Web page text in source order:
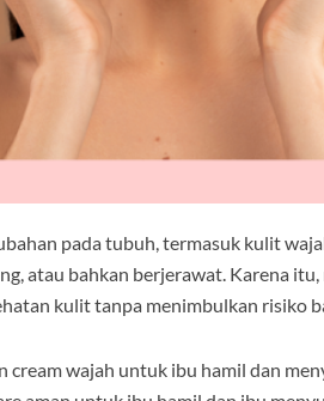
pada tubuh, termasuk kulit
atau bahkan berjerawat. Karena
kulit tanpa menimbulkan risiko
cream wajah untuk ibu hamil dan